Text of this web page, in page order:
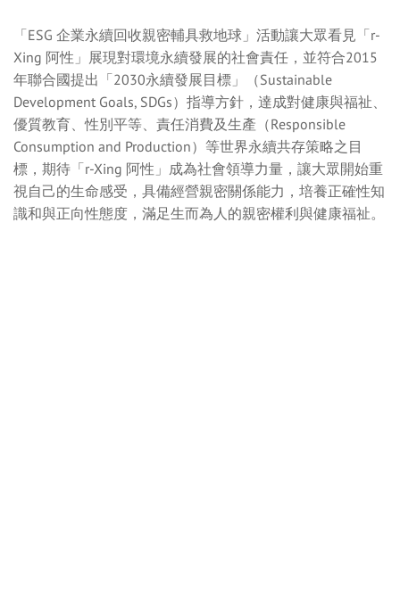
「ESG 企業永續回收親密輔具救地球」活動讓大眾看見「r-
Xing 阿性」展現對環境永續發展的社會責任，並符合2015
年聯合國提出「2030永續發展目標」（Sustainable
Development Goals, SDGs）指導方針，達成對健康與福祉、
優質教育、性別平等、責任消費及生產（Responsible
Consumption and Production）等世界永續共存策略之目
標，期待「r-Xing 阿性」成為社會領導力量，讓大眾開始重
視自己的生命感受，具備經營親密關係能力，培養正確性知
識和與正向性態度，滿足生而為人的親密權利與健康福祉。